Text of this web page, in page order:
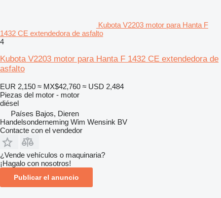
Kubota V2203 motor para Hanta F
1432 CE extendedora de asfalto
4
Kubota V2203 motor para Hanta F 1432 CE extendedora de
asfalto
EUR 2,150 ≈ MX$42,760 ≈ USD 2,484
Piezas del motor - motor
diésel
Países Bajos, Dieren
Handelsonderneming Wim Wensink BV
Contacte con el vendedor
¿Vende vehículos o maquinaria?
¡Hagalo con nosotros!
Publicar el anuncio